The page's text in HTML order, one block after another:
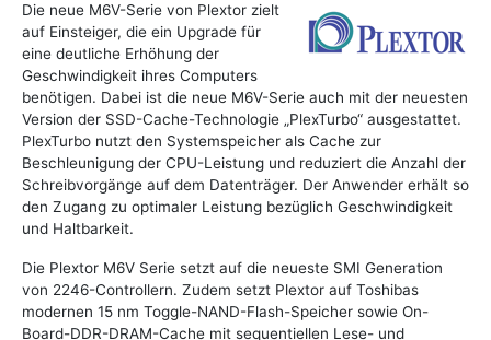
Die neue M6V-Serie von Plextor zielt
auf Einsteiger, die ein Upgrade für
eine deutliche Erhöhung der
Geschwindigkeit ihres Computers
benötigen. Dabei ist die neue M6V-Serie auch mit der neuesten
Version der SSD-Cache-Technologie „PlexTurbo“ ausgestattet.
PlexTurbo nutzt den Systemspeicher als Cache zur
Beschleunigung der CPU-Leistung und reduziert die Anzahl der
Schreibvorgänge auf dem Datenträger. Der Anwender erhält so
den Zugang zu optimaler Leistung bezüglich Geschwindigkeit
und Haltbarkeit.
Die Plextor M6V Serie setzt auf die neueste SMI Generation
von 2246-Controllern. Zudem setzt Plextor auf Toshibas
modernen 15 nm Toggle-NAND-Flash-Speicher sowie On-
Board-DDR-DRAM-Cache mit sequentiellen Lese- und